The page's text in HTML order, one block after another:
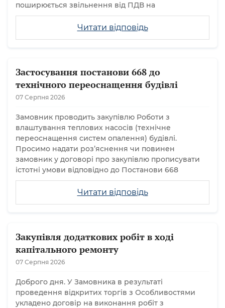
Читати відповідь
поширюється звільнення від ПДВ на
Застосування постанови 668 до
технічного переоснащення будівлі
07 Серпня 2026
Читати відповідь
Замовник проводить закупівлю Роботи з
влаштування теплових насосів (технічне
переоснащення систем опалення) будівлі.
Просимо надати розʼяснення чи повинен
замовник у договорі про закупівлю прописувати
істотні умови відповідно до Постанови 668
Закупівля додаткових робіт в ході
капітального ремонту
07 Серпня 2026
Доброго дня. У Замовника в результаті
проведення відкритих торгів з Особливостями
укладено договір на виконання робіт з